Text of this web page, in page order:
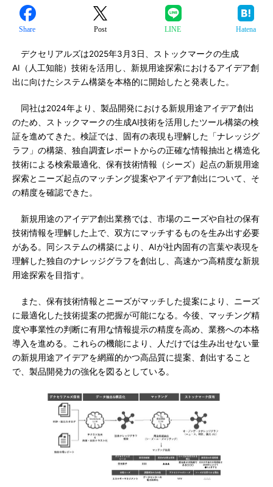
Share Post LINE Hatena
デクセリアルズは2025年3月3日、ストックマークの生成
AI（人工知能）技術を活用し、新規用途探索におけるアイデア創
出に向けたシステム構築を本格的に開始したと発表した。
同社は2024年より、製品開発における新規用途アイデア創出
のため、ストックマークの生成AI技術を活用したツール構築の検
証を進めてきた。検証では、固有の表現も理解した「ナレッジグ
ラフ」の構築、独自調査レポートからの正確な情報抽出と構造化
技術による検索最適化、保有技術情報（シーズ）起点の新規用途
探索とニーズ起点のマッチング提案やアイデア創出について、そ
の精度を確認できた。
新規用途のアイデア創出業務では、市場のニーズや自社の保有
技術情報を理解した上で、双方にマッチするものを生み出す必要
がある。同システムの構築により、AIが社内固有の言葉や表現を
理解した独自のナレッジグラフを創出し、高速かつ高精度な新規
用途探索を目指す。
また、保有技術情報とニーズがマッチした提案により、ニーズ
に最適化した技術提案の把握が可能になる。今後、マッチング精
度や事業性の判断に有用な情報提示の精度を高め、業務への本格
導入を進める。これらの機能により、人だけでは生み出せない量
の新規用途アイデアを網羅的かつ高品質に提案、創出すること
で、製品開発力の強化を図るとしている。